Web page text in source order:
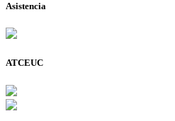
Asistencia
ATCEUC